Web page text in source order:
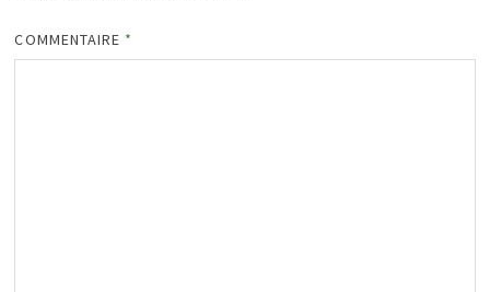
COMMENTAIRE *